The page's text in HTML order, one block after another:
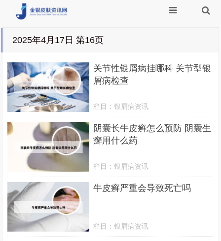
2025年4月17日 第16页
关节性银屑病挂哪科 关节型银
屑病检查
栏目：银屑病资讯
阴囊长牛皮癣怎么预防 阴囊生
癣用什么药
栏目：银屑病资讯
牛皮癣严重会导致死亡吗
栏目：银屑病资讯